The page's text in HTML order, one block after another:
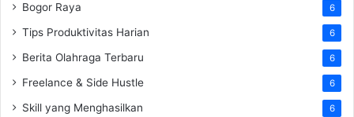
Bogor Raya 6
Tips Produktivitas Harian 6
Berita Olahraga Terbaru 6
Freelance & Side Hustle 6
Skill yang Menghasilkan 6